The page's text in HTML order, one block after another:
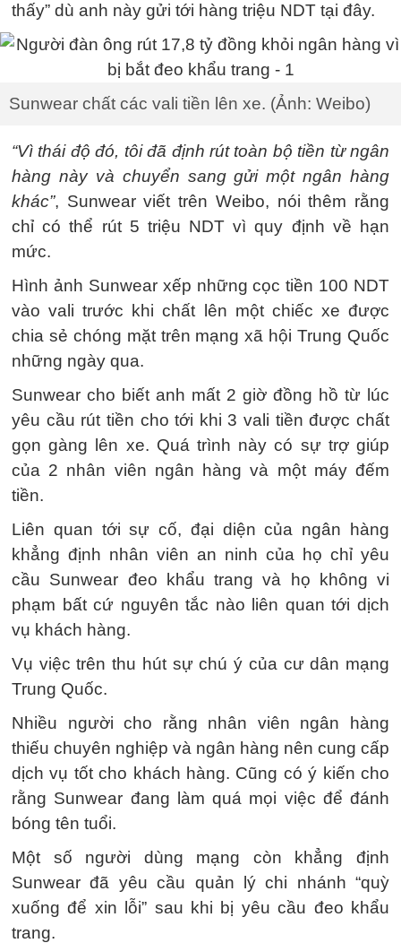
thấy” dù anh này gửi tới hàng triệu NDT tại đây.
Sunwear chất các vali tiền lên xe. (Ảnh: Weibo)
“Vì thái độ đó, tôi đã định rút toàn bộ tiền từ ngân
hàng này và chuyển sang gửi một ngân hàng
khác”, Sunwear viết trên Weibo, nói thêm rằng
chỉ có thể rút 5 triệu NDT vì quy định về hạn
mức.
Hình ảnh Sunwear xếp những cọc tiền 100 NDT
vào vali trước khi chất lên một chiếc xe được
chia sẻ chóng mặt trên mạng xã hội Trung Quốc
những ngày qua.
Sunwear cho biết anh mất 2 giờ đồng hồ từ lúc
yêu cầu rút tiền cho tới khi 3 vali tiền được chất
gọn gàng lên xe. Quá trình này có sự trợ giúp
của 2 nhân viên ngân hàng và một máy đếm
tiền.
Liên quan tới sự cố, đại diện của ngân hàng
khẳng định nhân viên an ninh của họ chỉ yêu
cầu Sunwear đeo khẩu trang và họ không vi
phạm bất cứ nguyên tắc nào liên quan tới dịch
vụ khách hàng.
Vụ việc trên thu hút sự chú ý của cư dân mạng
Trung Quốc.
Nhiều người cho rằng nhân viên ngân hàng
thiếu chuyên nghiệp và ngân hàng nên cung cấp
dịch vụ tốt cho khách hàng. Cũng có ý kiến cho
rằng Sunwear đang làm quá mọi việc để đánh
bóng tên tuổi.
Một số người dùng mạng còn khẳng định
Sunwear đã yêu cầu quản lý chi nhánh “quỳ
xuống để xin lỗi” sau khi bị yêu cầu đeo khẩu
trang.